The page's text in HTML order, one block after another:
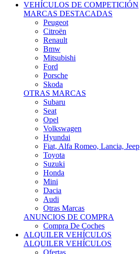
VEHÍCULOS DE COMPETICIÓN
MARCAS DESTACADAS
Peugeot
Citroën
Renault
Bmw
Mitsubishi
Ford
Porsche
Skoda
OTRAS MARCAS
Subaru
Seat
Opel
Volkswagen
Hyundai
Fiat, Alfa Romeo, Lancia, Jeep
Toyota
Suzuki
Honda
Mini
Dacia
Audi
Otras Marcas
ANUNCIOS DE COMPRA
Compra De Coches
ALQUILER VEHÍCULOS
ALQUILER VEHÍCULOS
Ofertas